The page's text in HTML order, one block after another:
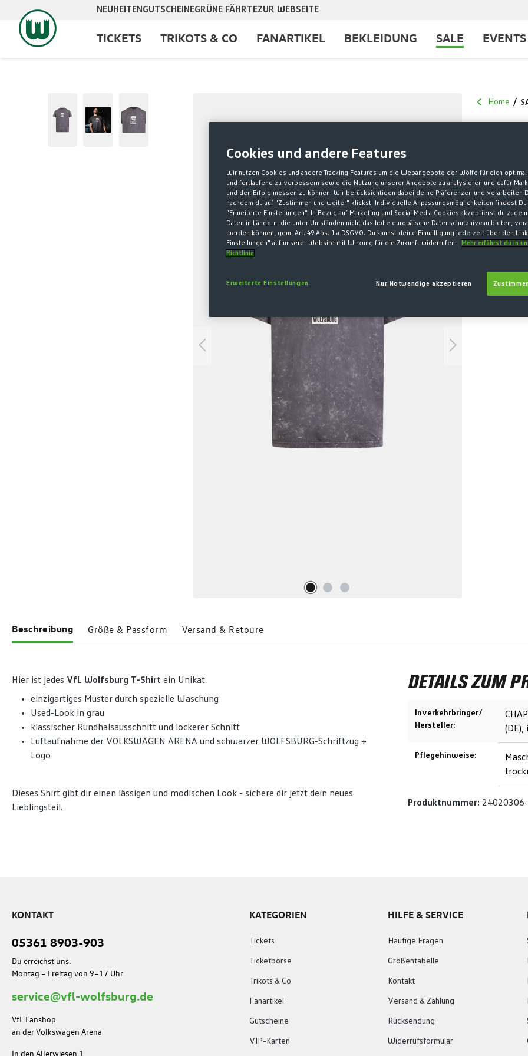
Zur Hauptnavigation springen
NEUHEITENGUTSCHEINEGRÜNE FÄHRTEZUR WEBSEITE
TICKETS TRIKOTS & CO FANARTIKEL BEKLEIDUNG SALE EVENTS
Home
T-
15,00 €*
35,00 €
35,00 €
* Preise inkl.
Größe nicht
GRÖSSE
XS(DieseS
Beschreibung Größe & Passform Versand & Retoure
Hier ist jedes VfL Wolfsburg T-Shirt ein Unikat.
einzigartiges Muster durch spezielle Waschung
Used-Look in grau
klassischer Rundhalsausschnitt und lockerer Schnitt
Luftaufnahme der VOLKSWAGEN ARENA und schwarzer WOLFSBURG-Schriftzug +
Logo
Dieses Shirt gibt dir einen lässigen und modischen Look - sichere dir jetzt dein neues
Lieblingsteil.
DETAILS ZUM
Inverkehrbringer/
Hersteller:
(DE),
Pflegehinweise:
Produktnummer:
KONTAKT
05361 8903-903
Du erreichst uns:
Montag – Freitag von 9–17 Uhr
service@vfl-wolfsburg.de
VfL Fanshop
an der Volkswagen Arena
In den Allerwiesen 1
KATEGORIEN
Tickets
Ticketbörse
Trikots & Co
Fanartikel
Gutscheine
VIP-Karten
HILFE & SERVICE
Häufige Fragen
Größentabelle
Kontakt
Versand & Zahlung
Rücksendung
Widerrufsformular
Cookies und andere Features
Wir nutzen Cookies und andere Tracking Features um die Webangebote der Wölfe für dich
und fortlaufend zu verbessern sowie die Nutzung unserer Angebote zu analysieren und dafür
und den Erfolg messen zu können. Wir berücksichtigen dabei deine Präferenzen und verarbeiten
nachdem du auf "Zustimmen und weiter" klickst. Individuelle Anpassungsmöglichkeiten findest Du
"Erweiterte Einstellungen". In Bezug auf Marketing und Social Media Cookies akzeptierst du
Daten in Ländern, die unter Umständen nicht das hohe europäische Datenschutzniveau bieten,
werden können, gem. Art. 49 Abs. 1 a DSGVO. Du kannst deine Einwilligung jederzeit über den
Einstellungen" auf unserer Website mit Wirkung für die Zukunft widerrufen.
Mehr erfährst du in
Richtlinie
Nur Notwendige akzeptieren
Erweiterte Einstellungen